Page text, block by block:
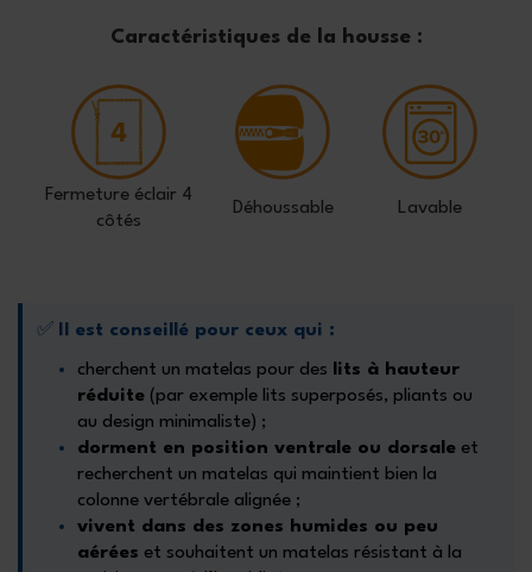
Caractéristiques de la housse :
Fermeture éclair 4
côtés
Déhoussable Lavable
✅ Il est conseillé pour ceux qui :
cherchent un matelas pour des
lits à hauteur
réduite (par exemple lits superposés, pliants ou
au design minimaliste) ;
dorment en position ventrale ou dorsale et
recherchent un matelas qui maintient bien la
colonne vertébrale alignée ;
vivent dans des zones humides ou peu
aérées et souhaitent un matelas résistant à la